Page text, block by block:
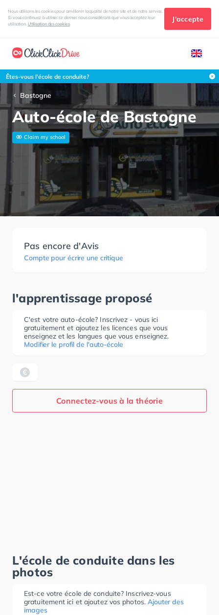
Nous utilisons les cookies pour améliorer la qualité de notre site et de notre service.
Si vous continuez à utiliser ce dernier nous considérons que vous acceptez leur
utilisation. Utilisation des cookies
J'accepte
Êtes-vous l'école de conduite?
Bastogne
Auto-école de Bastogne
Claim my school
Pas encore d'Avis
Compte pour écrire une critique
l'apprentissage proposé
C'est votre auto-école? Inscrivez - vous ici
gratuitement et ajoutez les licences que vous
enseignez et les langues que vous enseignez.
Modifier le profil de l'auto-école
Connectez-vous à la théorie
L'école de conduite dans les
photos
Est-ce votre école de conduite? Inscrivez-vous
gratuitement ici et ajoutez vos photos. Ajouter des
images